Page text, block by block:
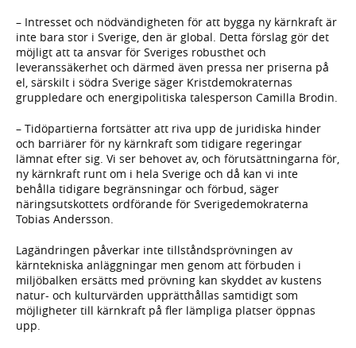
– Intresset och nödvändigheten för att bygga ny kärnkraft är
inte bara stor i Sverige, den är global. Detta förslag gör det
möjligt att ta ansvar för Sveriges robusthet och
leveranssäkerhet och därmed även pressa ner priserna på
el, särskilt i södra Sverige säger Kristdemokraternas
gruppledare och energipolitiska talesperson Camilla Brodin.
– Tidöpartierna fortsätter att riva upp de juridiska hinder
och barriärer för ny kärnkraft som tidigare regeringar
lämnat efter sig. Vi ser behovet av, och förutsättningarna för,
ny kärnkraft runt om i hela Sverige och då kan vi inte
behålla tidigare begränsningar och förbud, säger
näringsutskottets ordförande för Sverigedemokraterna
Tobias Andersson.
Lagändringen påverkar inte tillståndsprövningen av
kärntekniska anläggningar men genom att förbuden i
miljöbalken ersätts med prövning kan skyddet av kustens
natur- och kulturvärden upprätthållas samtidigt som
möjligheter till kärnkraft på fler lämpliga platser öppnas
upp.